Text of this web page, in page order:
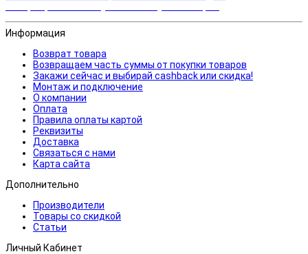
Информация
Возврат товара
Возвращаем часть суммы от покупки товаров
Закажи сейчас и выбирай cashback или скидка!
Монтаж и подключение
О компании
Оплата
Правила оплаты картой
Реквизиты
Доставка
Связаться с нами
Карта сайта
Дополнительно
Производители
Товары со скидкой
Статьи
Личный Кабинет